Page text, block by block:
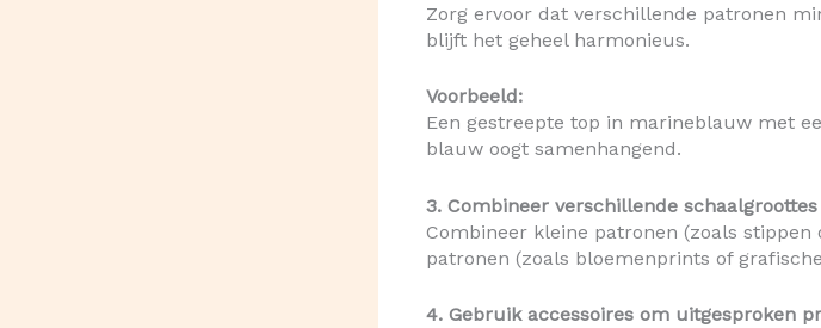
Zorg ervoor dat verschillende patronen
blijft het geheel harmonieus.
Voorbeeld:
Een gestreepte top in marineblauw met
blauw oogt samenhangend.
3. Combineer verschillende schaalgroottes
Combineer kleine patronen (zoals
patronen (zoals bloemenprints of
4. Gebruik accessoires om uitgesproken